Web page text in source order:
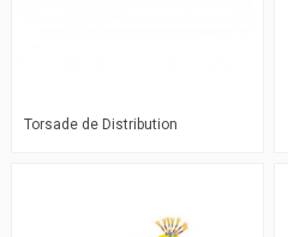
Torsade de Distribution